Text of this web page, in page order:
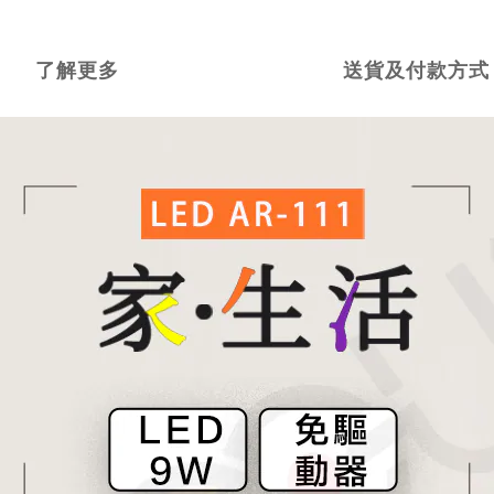
了解更多 送貨及付款方式